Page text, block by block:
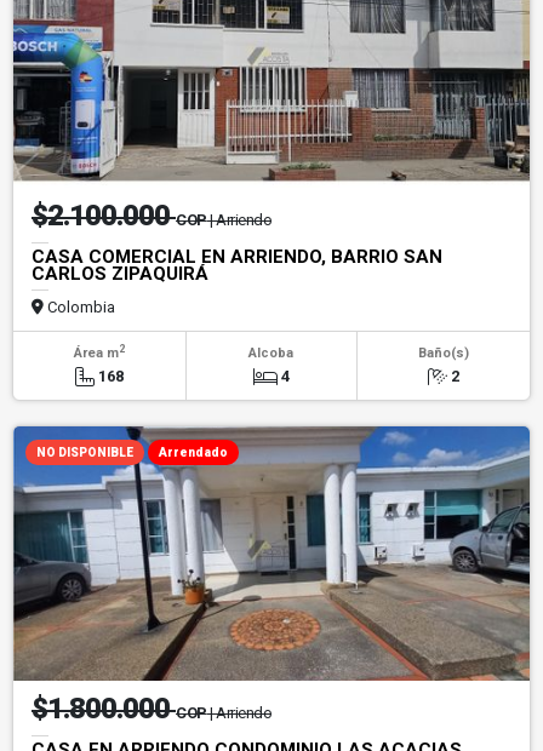
$2.100.000COP| Arriendo
CASA COMERCIAL EN ARRIENDO, BARRIO SAN
CARLOS ZIPAQUIRÁ
Colombia
Área m2
168
Alcoba
4
Baño(s)
2
NO DISPONIBLE Arrendado
$1.800.000COP| Arriendo